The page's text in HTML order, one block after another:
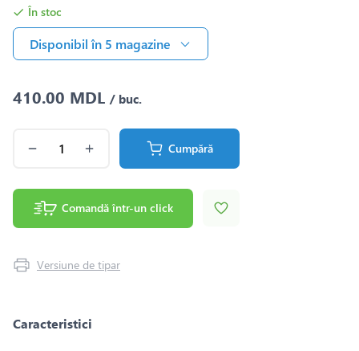
În stoc
Disponibil în 5 magazine
410.00 MDL / buc.
Cumpără
Comandă într-un click
Versiune de tipar
Caracteristici